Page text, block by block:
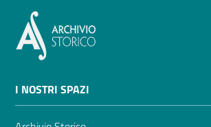
PARTECIPA
alle
UTILIZZA
I NOSTRI SPAZI